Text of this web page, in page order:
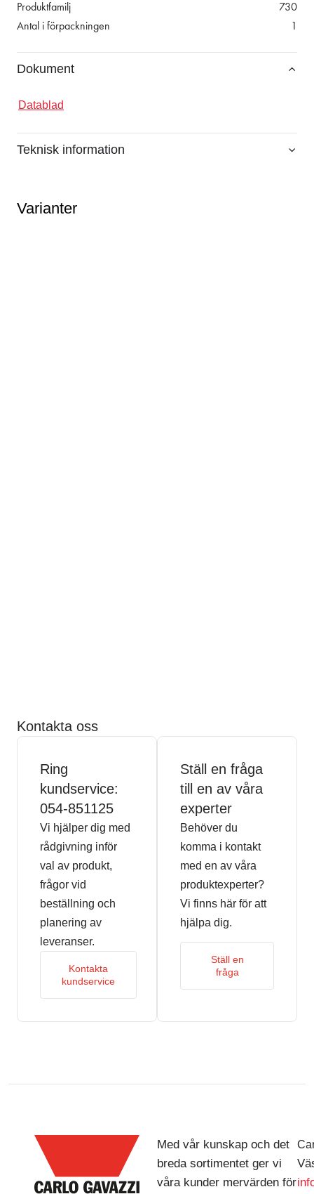
Produktfamilj
730
Antal i förpackningen
1
Dokument
Datablad
Teknisk information
Varianter
Kontakta oss
Ring
kundservice:
054-851125
Vi hjälper dig med
rådgivning inför
val av produkt,
frågor vid
beställning och
planering av
leveranser.
Kontakta
kundservice
Ställ en fråga
till en av våra
experter
Behöver du
komma i kontakt
med en av våra
produktexperter?
Vi finns här för att
hjälpa dig.
Ställ en
fråga
Med vår kunskap och det
breda sortimentet ger vi
våra kunder mervärden för